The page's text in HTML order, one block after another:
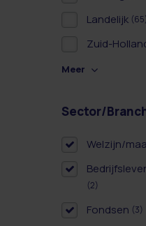
Landelijk (65)
Zuid-
Meer
Sector/
Welzijn/
(2)
Fondsen (3)